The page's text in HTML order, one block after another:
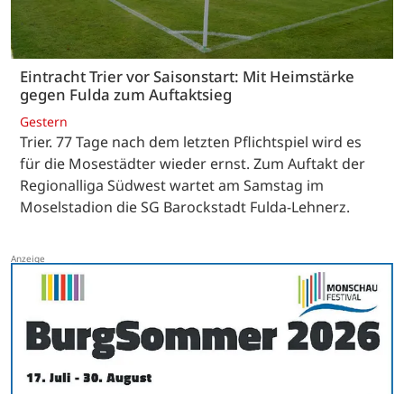
Eintracht Trier vor Saisonstart: Mit Heimstärke
gegen Fulda zum Auftaktsieg
Gestern
Trier. 77 Tage nach dem letzten Pflichtspiel wird es
für die Mosestädter wieder ernst. Zum Auftakt der
Regionalliga Südwest wartet am Samstag im
Moselstadion die SG Barockstadt Fulda-Lehnerz.